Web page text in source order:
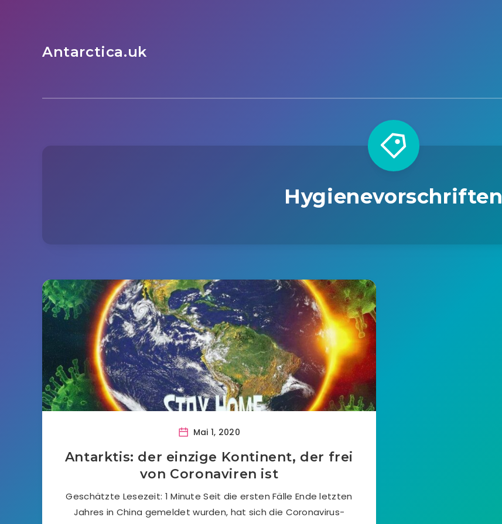
Antarctica.uk
Hygienevorschriften
Mai 1, 2020
Antarktis: der einzige Kontinent, der frei
von Coronaviren ist
Geschätzte Lesezeit: 1 Minute Seit die ersten Fälle Ende letzten
Jahres in China gemeldet wurden, hat sich die Coronavirus-